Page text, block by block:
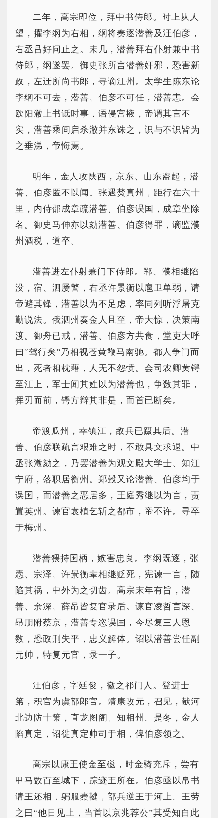
二年，高宗即位，拜中书侍郎。时上从人
望，擢李纲为右相，纲将奏逐潜善及汪伯彦，
右丞吕好问止之。未几，潜善拜右仆射兼中书
侍郎，纲遂罢。御史张所言潜善奸邪，恐害新
政，左迁所尚书郎，寻谪江州。太学生陈东论
李纲不可去，潜善、伯彦不可任，潜善恚。会
欧阳澈上书诋时事，语侵宫掖，帝谓其言不
实，潜善乘间启杀澈并东诛之，识与不识皆为
之垂涕，帝悔焉。
明年，金人攻陕西，京东、山东盗起，潜
善、伯彦匿不以闻。张遇焚真州，距行在六十
里，内侍邵成章疏潜善、伯彦误国，成章坐除
名。御史马伸亦以劾潜善、伯彦得罪，谪监濮
州酒税，道卒。
潜善进左仆射兼门下侍郎。郓、濮相继陷
没，宿、泗屡警，右丞许景衡以扈卫单弱，请
帝避其锋，潜善以为不足虑，率同列听浮屠克
勤说法。俄泗州奏金人且至，帝大惊，决策南
渡。御舟已戒，潜善、伯彦方共食，堂吏大呼
曰“驾行矣”乃相视苍黄鞭马南驰。都人争门而
出，死者相枕藉，人无不怨愤。会司农卿黄锷
至江上，军士闻其姓以为潜善也，争数其罪，
挥刃而前，锷方辩其非是，而首已断矣。
帝渡瓜州，幸镇江，敌兵已蹑其后。潜
善、伯彦联疏言艰难之时，不敢具文求退。中
丞张澂劾之，乃罢潜善为观文殿大学士、知江
宁府，落职居衡州。郑瑴又论潜善、伯彦均于
误国，而潜善之恶居多，王庭秀继以为言，责
置英州。谏官袁植乞斩之都市，帝不许。寻卒
于梅州。
潜善猥持国柄，嫉害忠良。李纲既逐，张
悫、宗泽、许景衡辈相继贬死，宪谏一言，随
陷其祸，中外为之切齿。高宗末年有旨，潜
善、余深、薛昂皆复官录后。谏官凌哲言深、
昂朋附蔡京，潜善专恣误国，今尽复三人恩
数，恐政刑失平，忠义解体。诏以潜善尝任副
元帅，特复元官，录一子。
汪伯彦，字廷俊，徽之祁门人。登进士
第，积官为虞部郎官。靖康改元，召见，献河
北边防十策，直龙图阁、知相州。是冬，金人
陷真定，诏徙真定帅司于相，俾伯彦领之。
高宗以康王使金至磁，时金骑充斥，尝有
甲马数百至城下，踪迹王所在。伯彦亟以帛书
请王还相，躬服橐鞬，部兵逆王于河上。王劳
之曰“他日见上，当首以京兆荐公”其受知自此